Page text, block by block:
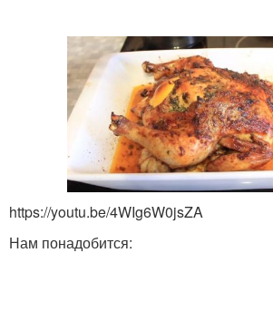
https://youtu.be/4WIg6W0jsZA
Нам понадобится: